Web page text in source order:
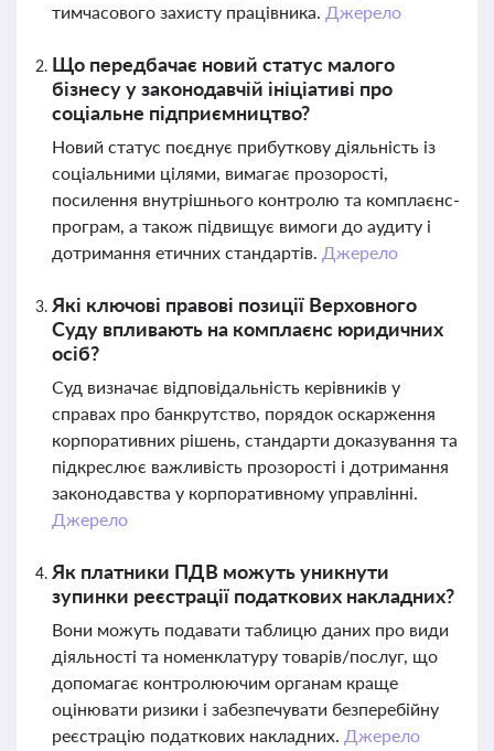
тимчасового захисту працівника. Джерело
Що передбачає новий статус малого
бізнесу у законодавчій ініціативі про
соціальне підприємництво?
Новий статус поєднує прибуткову діяльність із
соціальними цілями, вимагає прозорості,
посилення внутрішнього контролю та комплаєнс-
програм, а також підвищує вимоги до аудиту і
дотримання етичних стандартів. Джерело
Які ключові правові позиції Верховного
Суду впливають на комплаєнс юридичних
осіб?
Суд визначає відповідальність керівників у
справах про банкрутство, порядок оскарження
корпоративних рішень, стандарти доказування та
підкреслює важливість прозорості і дотримання
законодавства у корпоративному управлінні.
Джерело
Як платники ПДВ можуть уникнути
зупинки реєстрації податкових накладних?
Вони можуть подавати таблицю даних про види
діяльності та номенклатуру товарів/послуг, що
допомагає контролюючим органам краще
оцінювати ризики і забезпечувати безперебійну
реєстрацію податкових накладних. Джерело